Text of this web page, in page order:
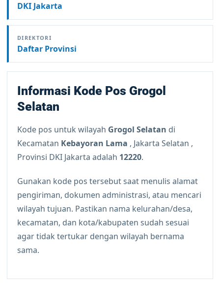
DKI Jakarta
DIREKTORI
Daftar Provinsi
Informasi Kode Pos Grogol
Selatan
Kode pos untuk wilayah Grogol Selatan di
Kecamatan Kebayoran Lama , Jakarta Selatan ,
Provinsi DKI Jakarta adalah 12220.
Gunakan kode pos tersebut saat menulis alamat
pengiriman, dokumen administrasi, atau mencari
wilayah tujuan. Pastikan nama kelurahan/desa,
kecamatan, dan kota/kabupaten sudah sesuai
agar tidak tertukar dengan wilayah bernama
sama.